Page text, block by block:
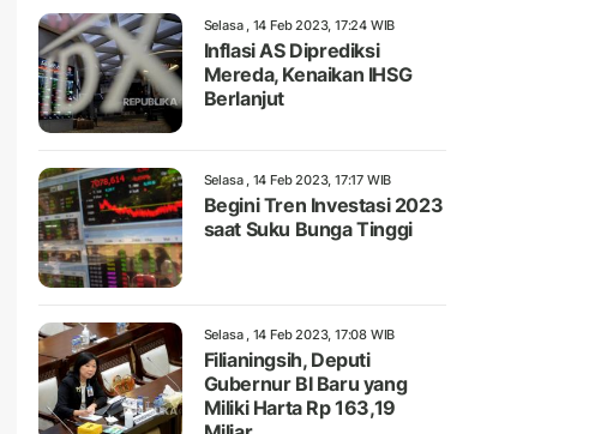
Selasa , 14 Feb 2023, 17:24 WIB
Inflasi AS Diprediksi
Mereda, Kenaikan IHSG
Berlanjut
Selasa , 14 Feb 2023, 17:17 WIB
Begini Tren Investasi 2023
saat Suku Bunga Tinggi
Selasa , 14 Feb 2023, 17:08 WIB
Filianingsih, Deputi
Gubernur BI Baru yang
Miliki Harta Rp 163,19